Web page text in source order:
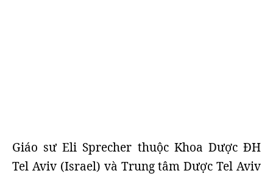
Giáo sư Eli Sprecher thuộc Khoa Dược ĐH
Tel Aviv (Israel) và Trung tâm Dược Tel Aviv